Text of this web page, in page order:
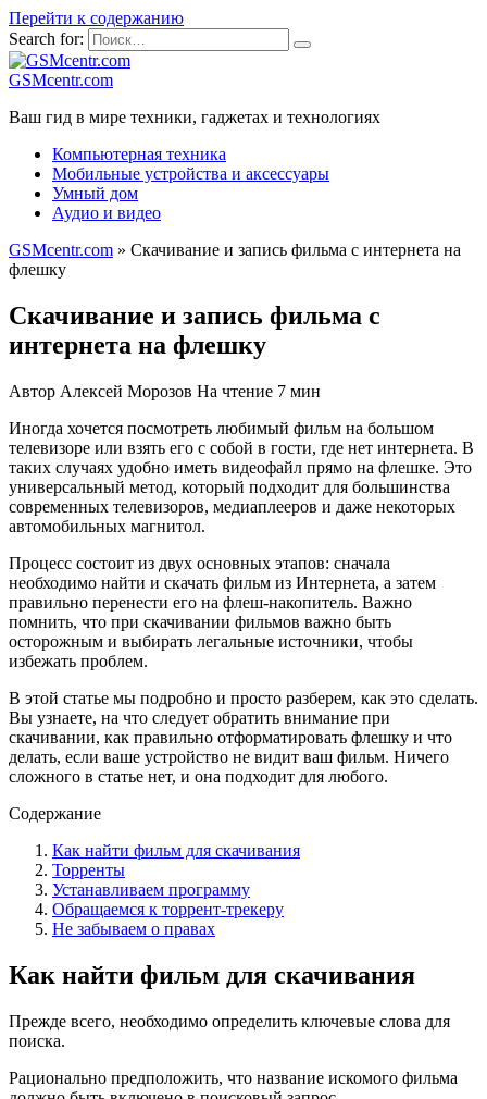
Перейти к содержанию
Search for:
GSMcentr.com
Ваш гид в мире техники, гаджетах и технологиях
Компьютерная техника
Мобильные устройства и аксессуары
Умный дом
Аудио и видео
GSMcentr.com » Скачивание и запись фильма с интернета на
флешку
Скачивание и запись фильма с
интернета на флешку
Автор Алексей Морозов На чтение 7 мин
Иногда хочется посмотреть любимый фильм на большом
телевизоре или взять его с собой в гости, где нет интернета. В
таких случаях удобно иметь видеофайл прямо на флешке. Это
универсальный метод, который подходит для большинства
современных телевизоров, медиаплееров и даже некоторых
автомобильных магнитол.
Процесс состоит из двух основных этапов: сначала
необходимо найти и скачать фильм из Интернета, а затем
правильно перенести его на флеш-накопитель. Важно
помнить, что при скачивании фильмов важно быть
осторожным и выбирать легальные источники, чтобы
избежать проблем.
В этой статье мы подробно и просто разберем, как это сделать.
Вы узнаете, на что следует обратить внимание при
скачивании, как правильно отформатировать флешку и что
делать, если ваше устройство не видит ваш фильм. Ничего
сложного в статье нет, и она подходит для любого.
Содержание
Как найти фильм для скачивания
Торренты
Устанавливаем программу
Обращаемся к торрент-трекеру
Не забываем о правах
Как найти фильм для скачивания
Прежде всего, необходимо определить ключевые слова для
поиска.
Рационально предположить, что название искомого фильма